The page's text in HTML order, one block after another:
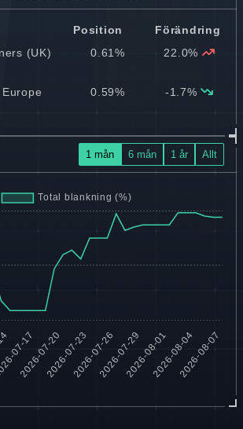
Position
Förändring
(UK)
0.61% 22.0%
0.59% -1.7%
1 mån 6 mån 1 år Allt